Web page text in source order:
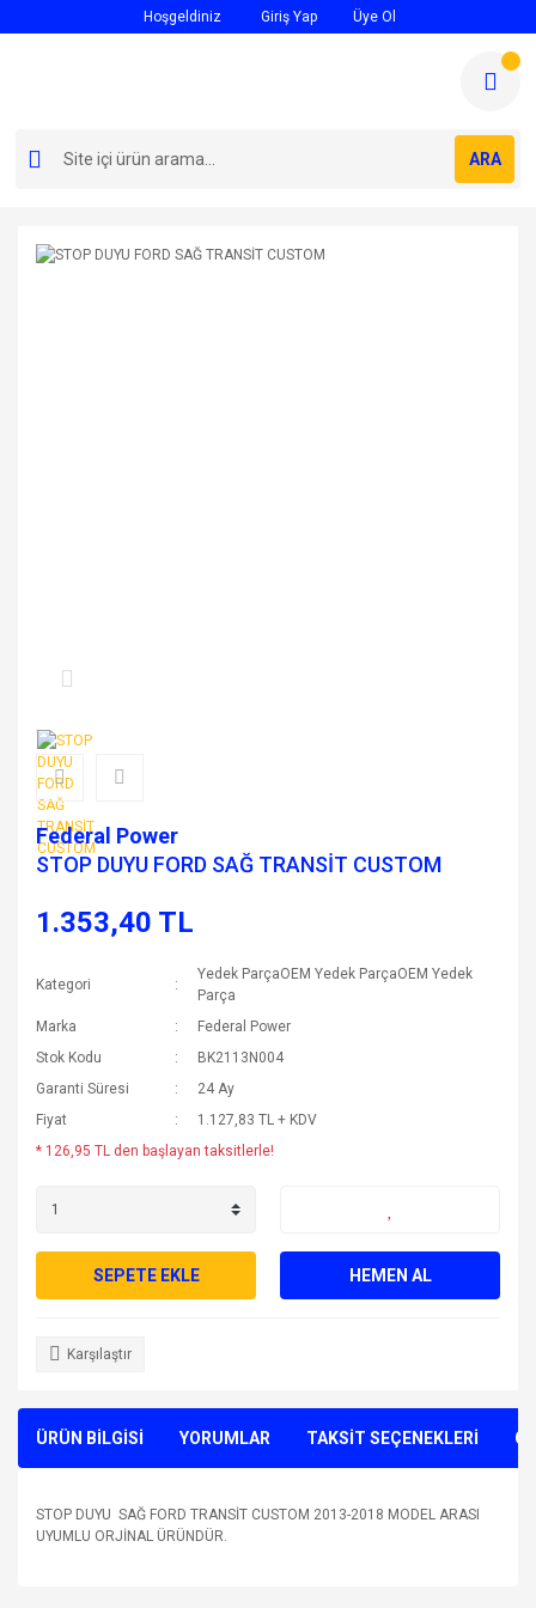
Hoşgeldiniz Giriş Yap Üye Ol
ARA
Federal Power
STOP DUYU FORD SAĞ TRANSİT CUSTOM
1.353,40 TL
Kategori
Yedek ParçaOEM Yedek ParçaOEM Yedek
Parça
Marka
Federal Power
Stok Kodu
BK2113N004
Garanti Süresi
24 Ay
Fiyat
1.127,83 TL + KDV
* 126,95 TL den başlayan taksitlerle!
SEPETE EKLE HEMEN AL
Karşılaştır
ÜRÜN BİLGİSİ YORUMLAR TAKSİT SEÇENEKLERİ
STOP DUYU SAĞ FORD TRANSİT CUSTOM 2013-2018 MODEL ARASI
UYUMLU ORJİNAL ÜRÜNDÜR.